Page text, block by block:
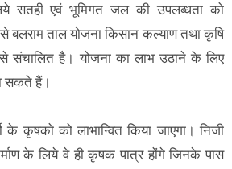
सतही एवं भूमिगत जल की उपलब्‍धता को
बलराम ताल योजना किसान कल्‍याण तथा कृषि
से संचालित है। योजना का लाभ उठाने के लिए
सकते हैं।
कृषको को लाभान्वित किया जाएगा। निजी
के लिये वे ही कृषक पात्र होंगे जिनके पास